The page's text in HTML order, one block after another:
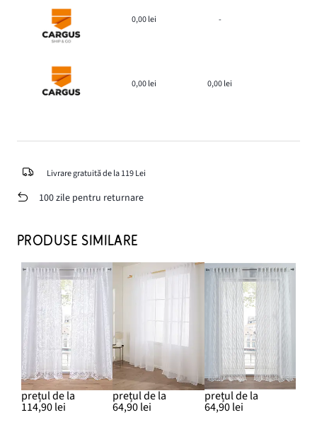
0,00 lei -
0,00 lei 0,00 lei
Livrare gratuită de la 119 Lei
100 zile pentru returnare
PRODUSE SIMILARE
prețul de la
114,90 lei
prețul de la
64,90 lei
prețul de la
64,90 lei